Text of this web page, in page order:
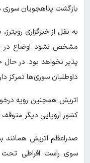
بازگشت پناهجویان سوری
به نقل از خبرگزاری
مشخص نشود اوضاع در
پذیر نخواهد بود. در
داوطلبان سوری‌ها تمرکز
اتریش همچنین رویه
کشور اروپایی دیگر
صدراعظم اتریش همانند
سوی راست افراطی تحت